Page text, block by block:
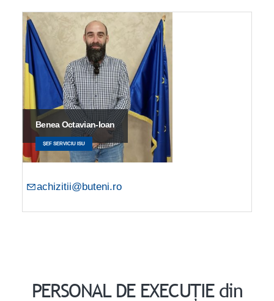
Benea Octavian-Ioan
ȘEF SERVICIU ISU
achizitii@buteni.ro
PERSONAL DE EXECUȚIE din